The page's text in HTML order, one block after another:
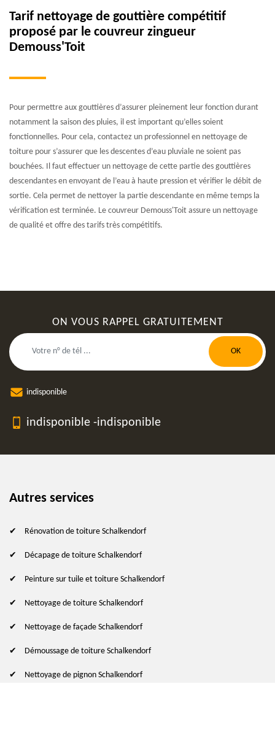
Tarif nettoyage de gouttière compétitif
proposé par le couvreur zingueur
Demouss'Toit
Pour permettre aux gouttières d’assurer pleinement leur fonction durant
notamment la saison des pluies, il est important qu’elles soient
fonctionnelles. Pour cela, contactez un professionnel en nettoyage de
toiture pour s’assurer que les descentes d’eau pluviale ne soient pas
bouchées. Il faut effectuer un nettoyage de cette partie des gouttières
descendantes en envoyant de l’eau à haute pression et vérifier le débit de
sortie. Cela permet de nettoyer la partie descendante en même temps la
vérification est terminée. Le couvreur Demouss'Toit assure un nettoyage
de qualité et offre des tarifs très compétitifs.
ON VOUS RAPPEL GRATUITEMENT
indisponible
indisponible -indisponible
Autres services
Rénovation de toiture Schalkendorf
Décapage de toiture Schalkendorf
Peinture sur tuile et toiture Schalkendorf
Nettoyage de toiture Schalkendorf
Nettoyage de façade Schalkendorf
Démoussage de toiture Schalkendorf
Nettoyage de pignon Schalkendorf